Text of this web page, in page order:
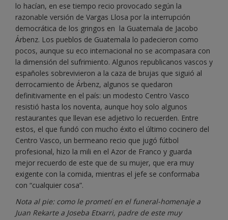
lo hacían, en ese tiempo recio provocado según la
razonable versión de Vargas Llosa por la interrupción
democrática de los gringos en la Guatemala de Jacobo
Árbenz. Los pueblos de Guatemala lo padecieron como
pocos, aunque su eco internacional no se acompasara con
la dimensión del sufrimiento. Algunos republicanos vascos y
españoles sobrevivieron a la caza de brujas que siguió al
derrocamiento de Árbenz, algunos se quedaron
definitivamente en el país: un modesto Centro Vasco
resistió hasta los noventa, aunque hoy solo algunos
restaurantes que llevan ese adjetivo lo recuerden. Entre
estos, el que fundó con mucho éxito el último cocinero del
Centro Vasco, un bermeano recio que jugó fútbol
profesional, hizo la mili en el Azor de Franco y guarda
mejor recuerdo de este que de su mujer, que era muy
exigente con la comida, mientras el jefe se conformaba
con “cualquier cosa”.
Nota al pie: como le prometí en el funeral-homenaje a
Juan Rekarte a Joseba Etxarri, padre de este muy